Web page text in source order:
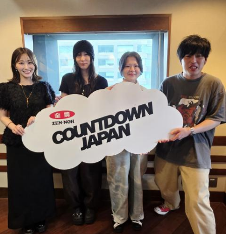
遠山：この楽曲はどこから作り始めました？
ほのか：「これ描いて死ね」は、マンガを描くことを題材に
した作品なんですけど、まずは原作を読みました。それで、0
から1にするときに、心のなかで薪をくべて火種を燃やしてい
く。そして、風が吹いてめちゃめちゃ燃えていくみたいな。
そういったものを絶やさずに「自分だけでやっていくぞ！」
みたいな気持ちと、私がお家で音楽を作っているとき
の……“色”かな？ その色がすごく一致している部分があったの
で、今回はアニメのエンディングテーマとして曲を書かせて
もらったんですけど、結構パーソナルな部分が出た作品にな
りました。
遠山：自分自身の内面をすごく辿って探っている曲ですよ
ほのか：はい。私は「自分自身を分かってみたい」という気
持ちで作品を作っていて、もしかしたら皆さんも何かを作る
ときって、自分自身を分かってみたいから作るんじゃないか
なと思って、そういう曲を作りました。
たんですけど、「五期生LIVE」が始まってから、知らないあ
いだに心の距離が縮まっていたというか。
山下：うわあ素敵！
松尾：「みんなでたくさん遊んだ！」というわけではないん
ですけど、全員との絆がすごく深まった気がして。ギュッと
し合ったり、一緒に食べ物を食べたり、常に笑い合っていた
り、すごく関係性が深まりました。
山下：いいな～。ステージ上でも、それがめっちゃ分かっ
た。
松尾：えー！ 本当ですか？
山下：すごく伝わった！
パーソナリティの山下葉留花